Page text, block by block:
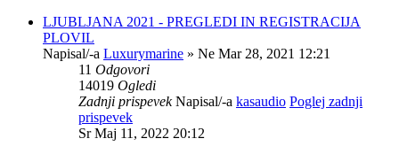
LJUBLJANA 2021 - PREGLEDI IN REGISTRACIJA
PLOVIL
Napisal/-a Luxurymarine » Ne Mar 28, 2021 12:21
11 Odgovori
14019 Ogledi
Zadnji prispevekNapisal/-a kasaudio Poglej zadnji
prispevek
Sr Maj 11, 2022 20:12